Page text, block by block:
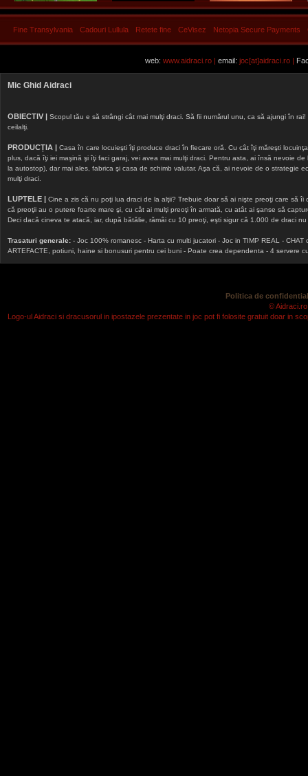
Fine Transylvania Cadouri Lullula Retete fine CeVisez Netopia Secure Payments
web: www.aidraci.ro | email: joc[at]aidraci.ro |
Mic Ghid Aidraci
OBIECTIV | Scopul tău e să strângi cât mai mulţi draci. Să fii numărul unu, ca să ajungi în
ceilalţi.
PRODUCȚIA | Casa în care locuieşti îţi produce draci în fiecare oră. Cu cât îţi măreşti
plus, dacă îţi iei maşină şi îţi faci garaj, vei avea mai mulţi draci. Pentru asta, ai însă nevoie
la autostop), dar mai ales, fabrica şi casa de schimb valutar. Aşa că, ai nevoie de o strategie
mulţi draci.
LUPTELE | Cine a zis că nu poţi lua draci de la alţii? Trebuie doar să ai nişte preoţi care să
că preoţii au o putere foarte mare şi, cu cât ai mulţi preoţi în armată, cu atât ai şanse să
Deci dacă cineva te atacă, iar, după bătălie, rămâi cu 10 preoţi, eşti sigur că 1.000 de draci
Trasaturi generale: - Joc 100% romanesc - Harta cu multi jucatori - Joc in TIMP REAL -
ARTEFACTE, potiuni, haine si bonusuri pentru cei buni - Poate crea dependenta - 4 servere
Politica de
©
Logo-ul Aidraci si dracusorul in ipostazele prezentate in joc pot fi folosite gratuit doar in